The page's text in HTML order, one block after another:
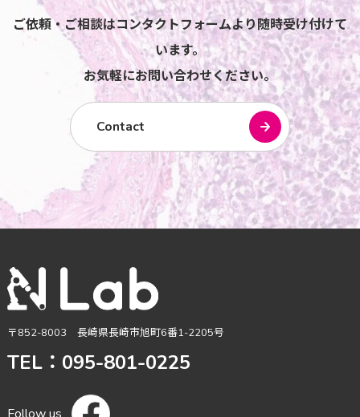
ご依頼・ご相談はコンタクトフォームより随時受け付けて
います。
お気軽にお問い合わせください。
Contact
〒852-8003 長崎県長崎市旭町6番1-2205号
TEL：095-801-0225